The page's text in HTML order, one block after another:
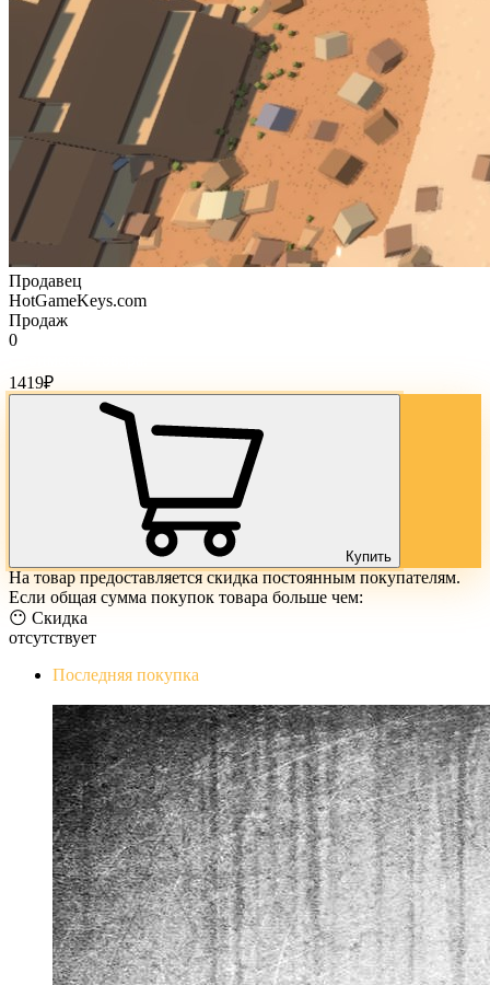
Продавец
HotGameKeys.com
Продаж
0
1419₽
Купить
На товар предоставляется скидка постоянным покупателям.
Если общая сумма покупок товара больше чем:
😶 Скидка
отсутствует
Последняя покупка